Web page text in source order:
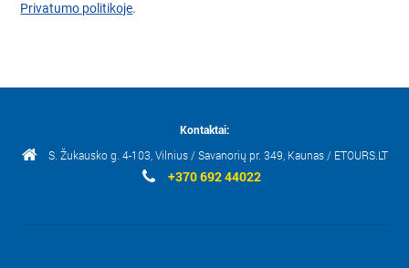
Privatumo politikoje.
Kontaktai:
S. Žukausko g. 4-103, Vilnius / Savanorių pr. 349, Kaunas / ETOURS.LT
+370 692 44022